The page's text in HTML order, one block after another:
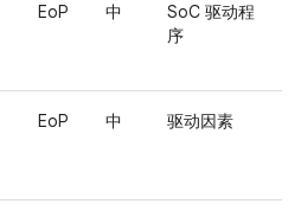
EoP 中
SoC 驱动程
序
EoP 中 驱动因素